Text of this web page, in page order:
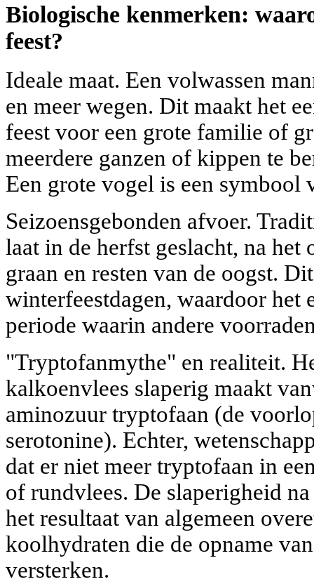
Biologische kenmerken:
feest?
Ideale maat. Een volwassen
en meer wegen. Dit maakt het
feest voor een grote familie of
meerdere ganzen of kippen te
Een grote vogel is een symbool
Seizoensgebonden afvoer.
laat in de herfst geslacht, na het
graan en resten van de oogst.
winterfeestdagen, waardoor het
periode waarin andere
"Tryptofanmythe" en realiteit.
kalkoenvlees slaperig maakt
aminozuur tryptofaan (de
serotonine). Echter,
dat er niet meer tryptofaan in
of rundvlees. De slaperigheid
het resultaat van algemeen
koolhydraten die de opname
versterken.